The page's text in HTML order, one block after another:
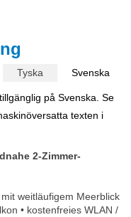
Tyska Svenska
på Svenska. Se
texten i
2-Zimmer-
weitläufigem Meerblick
• kostenfreies WLAN /